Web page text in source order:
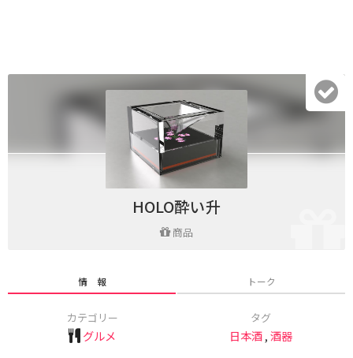
HOLO酔い升
商品
情 報 トーク
カテゴリー
グルメ
タグ
日本酒,酒器